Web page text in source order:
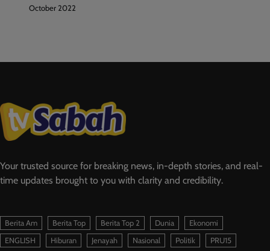
October 2022
Your trusted source for breaking news, in-depth stories, and real-
time updates brought to you with clarity and credibility.
Berita Am Berita Top Berita Top 2 Dunia
Ekonomi
ENGLISH
Hiburan Jenayah Nasional Politik PRU15